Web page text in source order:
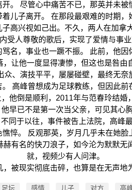
。 尽管心中痛苦不已，那英并未
儿子离开。 在那段最艰难的时期
高兴视如己出。不久，两人在加拿
受人尊敬的歌后，实现了爱情与事
名，事业也一蹶不振。 此前，他
让他一度显得凄惨，但这也是咎由
众、演技平平，屡屡碰壁，最终无
高峰曾想成为足球教练，但因此
他倒是顺利，2011年与范春玲结婚
早已不是第一次当父亲，可见其心
同于以往，事件被告上法院，高峰
悴。 反观那英，岁月几乎未在她
有名的快刀浪子，如今沦为默默
就，视频少有人问津。
被现实彻底击碎，也算是在无声地
足坛 感情 儿子 对方 高